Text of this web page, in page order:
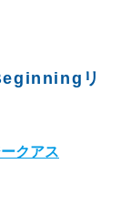
リ
クアス